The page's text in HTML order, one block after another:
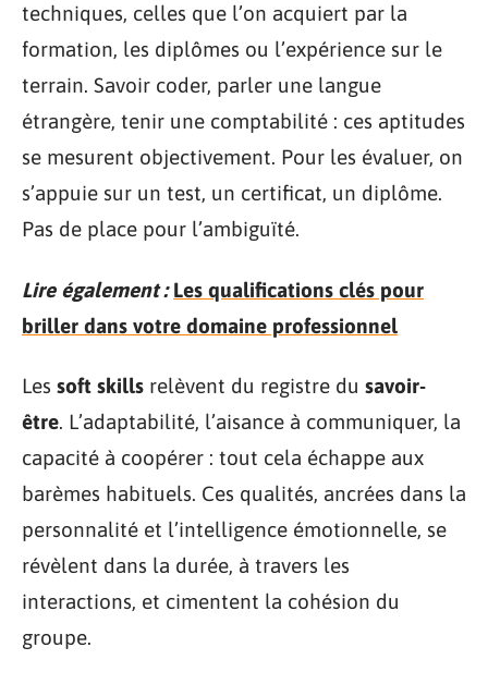
techniques, celles que l’on acquiert par la
formation, les diplômes ou l’expérience sur le
terrain. Savoir coder, parler une langue
étrangère, tenir une comptabilité : ces aptitudes
se mesurent objectivement. Pour les évaluer, on
s’appuie sur un test, un certificat, un diplôme.
Pas de place pour l’ambiguïté.
Lire également : Les qualifications clés pour
briller dans votre domaine professionnel
Les soft skills relèvent du registre du savoir-
être. L’adaptabilité, l’aisance à communiquer, la
capacité à coopérer : tout cela échappe aux
barèmes habituels. Ces qualités, ancrées dans la
personnalité et l’intelligence émotionnelle, se
révèlent dans la durée, à travers les
interactions, et cimentent la cohésion du
groupe.